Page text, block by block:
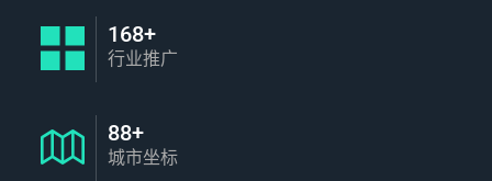
168+
行业推广
88+
城市坐标